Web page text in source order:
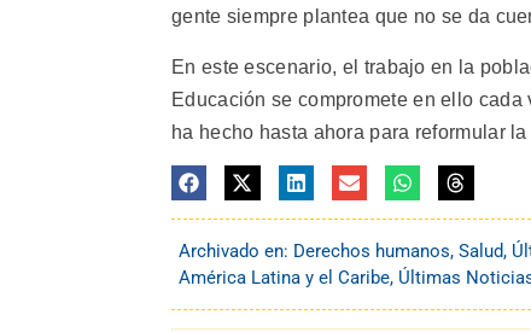
gente siempre plantea que no se da
En este escenario, el trabajo en la
Educación se compromete en ello
ha hecho hasta ahora para reformular
Archivado en: Derechos humanos, Salud,
América Latina y el Caribe, Últimas